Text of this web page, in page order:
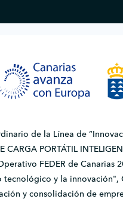
de la Línea de
PORTÁTIL
FEDER de
y la
y consolidación de